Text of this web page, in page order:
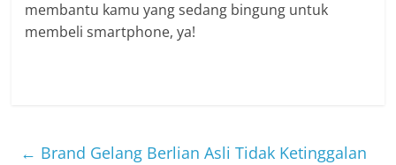
membantu kamu yang sedang bingung untuk
membeli smartphone, ya!
← Brand Gelang Berlian Asli Tidak Ketinggalan